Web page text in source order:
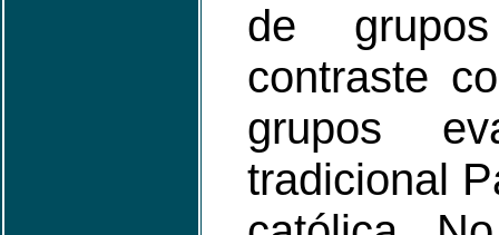
de
contraste
grupos
tradicional